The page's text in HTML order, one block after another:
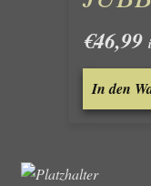
€46,99
In den